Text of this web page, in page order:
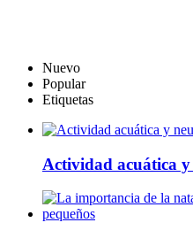
Nuevo
Popular
Etiquetas
Actividad acuática